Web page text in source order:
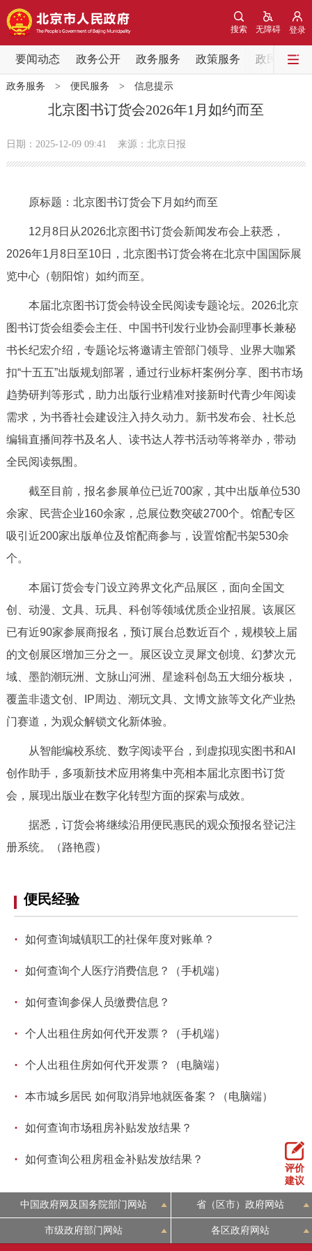
登录
无障碍
搜索
要闻动态 政务公开 政务服务 政策服务 政民互动
要闻动态
党中央精神 国务院信息
政务公开
市领导 机构职能 政策服务
决策公开 专题公开
政务服务
个人服务 法人服务 部门服务
便民服务 利企服务 投资项目
中介服务 阳光政务
政民互动
参与调查
走进北京
多语种
ENGLISH 한국어 日本語
DEUTSCH FRANÇAIS РУССКИЙ ЯЗЫК
ITALIANO
政务服务 > 便民服务 > 信息提示
北京图书订货会2026年1月如约而至
日期：2025-12-09 09:41 来源：北京日报
原标题：北京图书订货会下月如约而至
12月8日从2026北京图书订货会新闻发布会上获悉，
2026年1月8日至10日，北京图书订货会将在北京中国国际展
览中心（朝阳馆）如约而至。
本届北京图书订货会特设全民阅读专题论坛。2026北京
图书订货会组委会主任、中国书刊发行业协会副理事长兼秘
书长纪宏介绍，专题论坛将邀请主管部门领导、业界大咖紧
扣“十五五”出版规划部署，通过行业标杆案例分享、图书市场
趋势研判等形式，助力出版行业精准对接新时代青少年阅读
需求，为书香社会建设注入持久动力。新书发布会、社长总
编辑直播间荐书及名人、读书达人荐书活动等将举办，带动
全民阅读氛围。
截至目前，报名参展单位已近700家，其中出版单位530
余家、民营企业160余家，总展位数突破2700个。馆配专区
吸引近200家出版单位及馆配商参与，设置馆配书架530余
个。
本届订货会专门设立跨界文化产品展区，面向全国文
创、动漫、文具、玩具、科创等领域优质企业招展。该展区
已有近90家参展商报名，预订展台总数近百个，规模较上届
的文创展区增加三分之一。展区设立灵犀文创境、幻梦次元
域、墨韵潮玩洲、文脉山河洲、星途科创岛五大细分板块，
覆盖非遗文创、IP周边、潮玩文具、文博文旅等文化产业热
门赛道，为观众解锁文化新体验。
从智能编校系统、数字阅读平台，到虚拟现实图书和AI
创作助手，多项新技术应用将集中亮相本届北京图书订货
会，展现出版业在数字化转型方面的探索与成效。
据悉，订货会将继续沿用便民惠民的观众预报名登记注
册系统。（路艳霞）
便民经验
· 如何查询城镇职工的社保年度对账单？
· 如何查询个人医疗消费信息？（手机端）
· 如何查询参保人员缴费信息？
· 个人出租住房如何代开发票？（手机端）
· 个人出租住房如何代开发票？（电脑端）
· 本市城乡居民 如何取消异地就医备案？（电脑端）
· 如何查询市场租房补贴发放结果？
· 如何查询公租房租金补贴发放结果？
评价
建议
中国政府网及国务院部门网站 省（区市）政府网站
市级政府部门网站 各区政府网站